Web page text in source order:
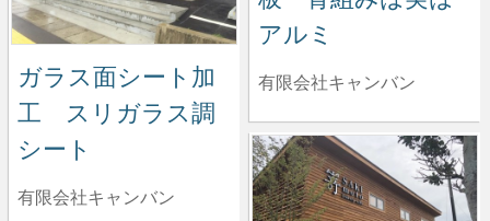
アルミ
有限会社キャンバン
ガラス面シート加
工 スリガラス調
シート
有限会社キャンバン